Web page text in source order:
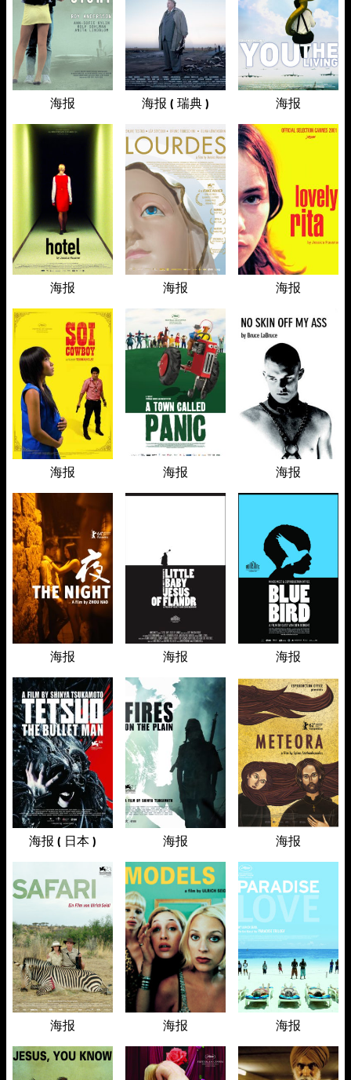
海报 海报 ( 瑞典 ) 海报
海报 海报 海报
海报 海报 海报
海报 海报 海报
海报 ( 日本 ) 海报 海报
海报 海报 海报